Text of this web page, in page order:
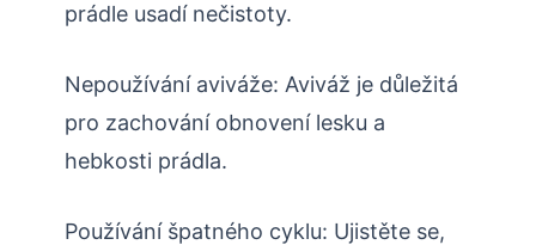
prádle usadí nečistoty.
Nepoužívání aviváže: Aviváž je důležitá
pro zachování obnovení lesku a
hebkosti prádla.
Používání špatného cyklu: Ujistěte se,